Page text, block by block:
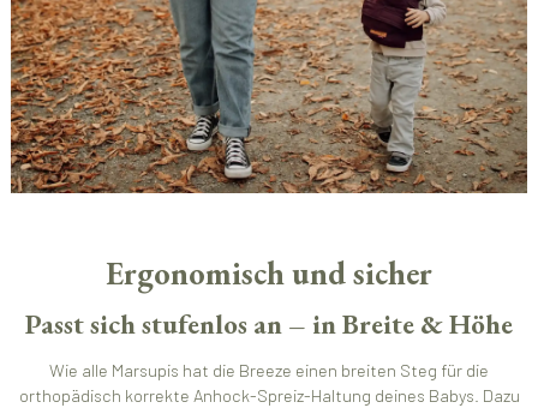
Ergonomisch und sicher
Passt sich stufenlos an – in Breite & Höhe
Wie alle Marsupis hat die Breeze einen breiten Steg für die
orthopädisch korrekte Anhock-Spreiz-Haltung deines Babys. Dazu